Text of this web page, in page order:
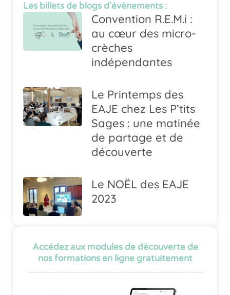
Les billets de blogs d'évènements :
Convention R.E.M.i :
au cœur des micro-
crèches
indépendantes
Le Printemps des
EAJE chez Les P’tits
Sages : une matinée
de partage et de
découverte
Le NOËL des EAJE
2023
Accédez aux modules de découverte de
nos formations en ligne gratuitement